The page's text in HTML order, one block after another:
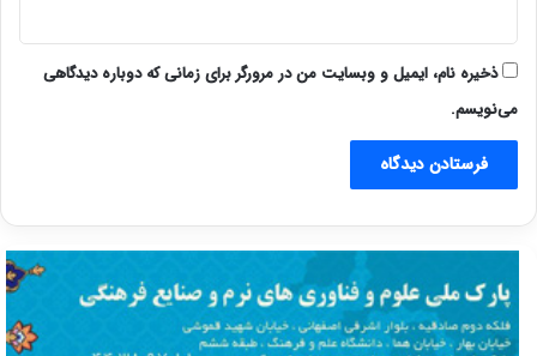
ذخیره نام، ایمیل و وبسایت من در مرورگر برای زمانی که دوباره دیدگاهی
می‌نویسم.